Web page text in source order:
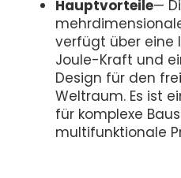
Hauptvorteile—
verfügt über eine
Joule-Kraft und
Design für den
Weltraum. Es ist
für komplexe
multifunktionale